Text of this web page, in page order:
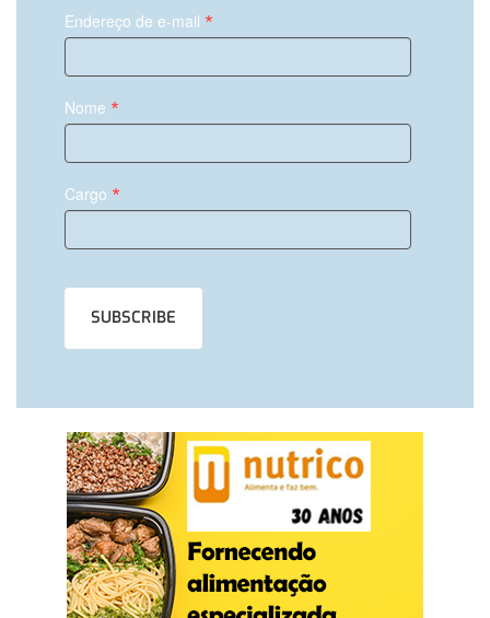
Endereço de e-mail *
Nome *
Cargo *